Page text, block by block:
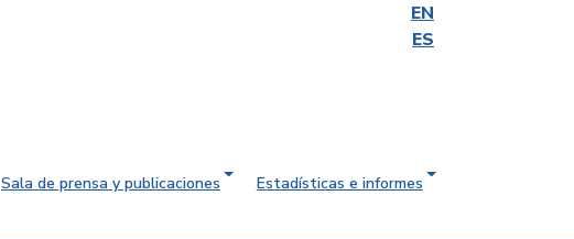
EN
ES
Sala de prensa y publicaciones
Estadísticas e informes